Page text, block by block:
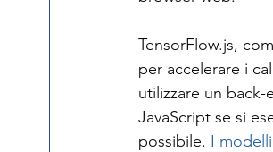
TensorFlow.js,
per accelerare i
utilizzare un
JavaScript se si
possibile. I modelli